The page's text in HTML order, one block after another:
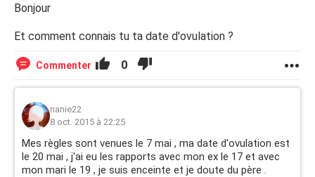
Bonjour
Et comment connais tu ta date d'ovulation ?
Commenter 0
nanie22
8 oct. 2015 à 22:25
Mes règles sont venues le 7 mai , ma date d'ovulation est
le 20 mai , j'ai eu les rapports avec mon ex le 17 et avec
mon mari le 19 , je suis enceinte et je doute du père .